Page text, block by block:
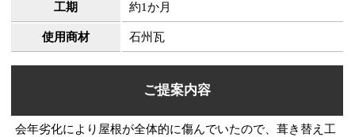
工期 約1か月
使用商材 石州瓦
ご提案内容
会年劣化により屋根が全体的に傷んでいたので、葺き替え工